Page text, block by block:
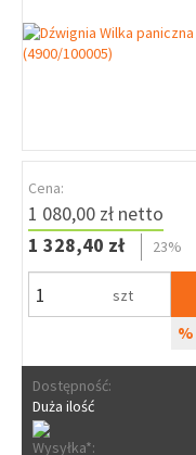
Cena:
1 080,00 zł netto
1 328,40 zł
23%
szt
%
Dostępność:
Duża ilość
Wysyłka*: